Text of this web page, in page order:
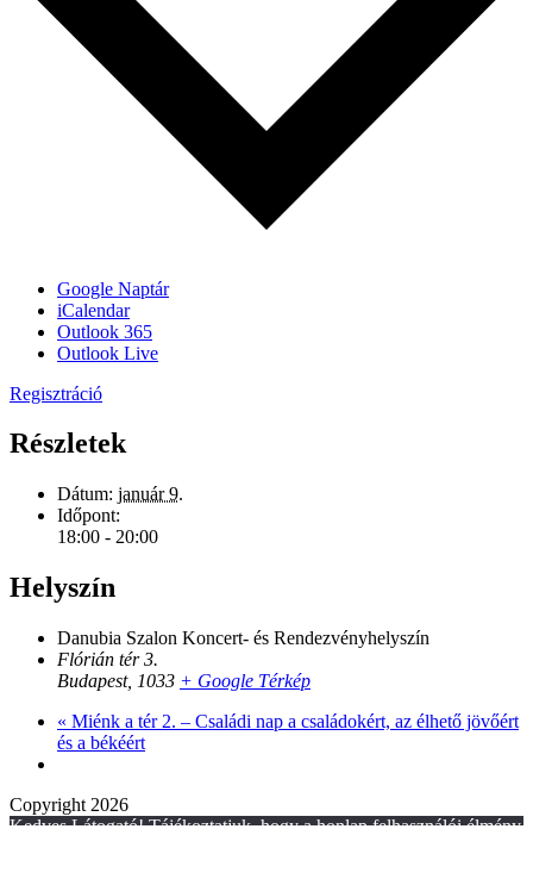
Google Naptár
iCalendar
Outlook 365
Outlook Live
Regisztráció
Részletek
Dátum: január 9.
Időpont:
18:00 - 20:00
Helyszín
Danubia Szalon Koncert- és Rendezvényhelyszín
Flórián tér 3.
Budapest, 1033 + Google Térkép
« Miénk a tér 2. – Családi nap a családokért, az élhető jövőért
és a békéért
Copyright 2026
Kedves Látogató! Tájékoztatjuk, hogy a honlap felhasználói élmény